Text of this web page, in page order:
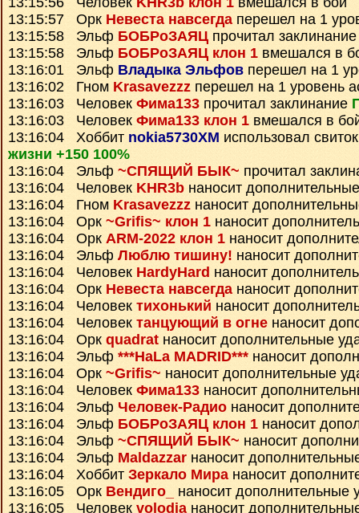
13:15:57 Орк Невеста навсегдаперешел на 1
13:15:58 Эльф БОБРоЗАЯЦ прочитал
13:15:58 Эльф БОБРоЗАЯЦ клон 1 вмешался в
13:16:01 Эльф Владыка Эльфов перешел на 1
13:16:02 Гном Krasavezzz перешел на 1 уровень
13:16:03 Человек Фима133 прочитал заклинание
13:16:03 Человек Фима133 клон 1 вмешался в
13:16:04 Хоббит nokia5730XM использовал
жизни +150 100%
13:16:04 Эльф ~СПЯЩИЙ БЫК~ прочитал
13:16:04 Человек KHR3b наносит
13:16:04 Гном Krasavezzz наносит
13:16:04 Орк ~Grifis~ клон 1 наносит
13:16:04 Орк ARM-2022 клон 1 наносит
13:16:04 Эльф Люблю тишину! наносит
13:16:04 Человек HardyHard наносит
13:16:04 Орк Невеста навсегдананосит
13:16:04 Человек тихонький наносит
13:16:04 Человек танцующий в огне наносит
13:16:04 Орк quadrat наносит дополнительные
13:16:04 Эльф ***HaLa MADRID*** наносит
13:16:04 Орк ~Grifis~ наносит дополнительные
13:16:04 Человек Фима133 наносит
13:16:04 Эльф Человек-Радио наносит
13:16:04 Эльф БОБРоЗАЯЦ клон 1 наносит
13:16:04 Эльф ~СПЯЩИЙ БЫК~ наносит
13:16:04 Эльф Maldazzar наносит
13:16:04 Хоббит Зеркало Мирананосит
13:16:05 Орк Вендиго_
наносит дополнительные
13:16:05 Человек volodiaнаносит